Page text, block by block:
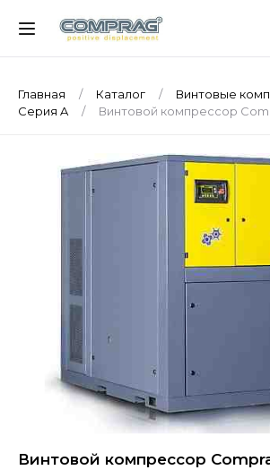
Главная Каталог
Винтовые
Серия A
Винтовой компрессор
Винтовой компрессор